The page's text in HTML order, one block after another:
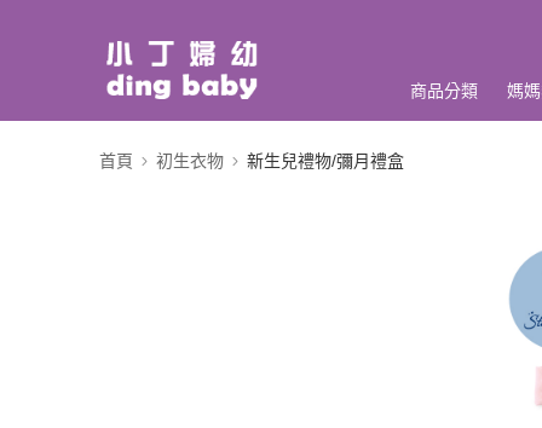
商品分類 媽
首頁 初生衣物 新生兒禮物/彌月禮盒